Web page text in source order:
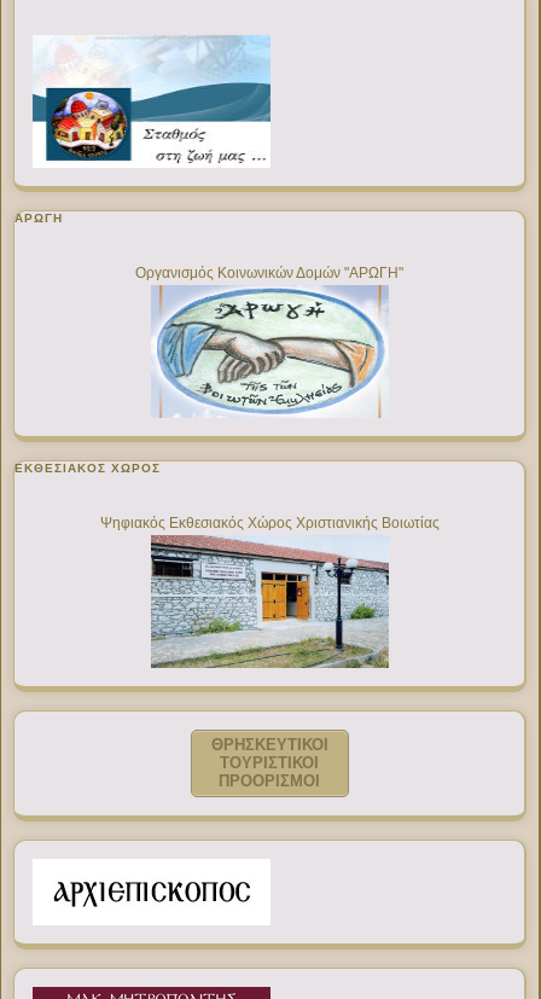
ΑΡΩΓΗ
Οργανισμός Κοινωνικών Δομών "ΑΡΩΓΗ"
ΕΚΘΕΣΙΑΚΌΣ ΧΏΡΟΣ
Ψηφιακός Εκθεσιακός Χώρος Χριστιανικής Βοιωτίας
ΘΡΗΣΚΕΥΤΙΚΟΙ
ΤΟΥΡΙΣΤΙΚΟΙ
ΠΡΟΟΡΙΣΜΟΙ